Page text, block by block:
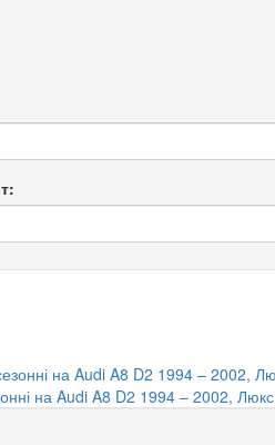
на Audi A8 D2 1994 – 2002, Люкс